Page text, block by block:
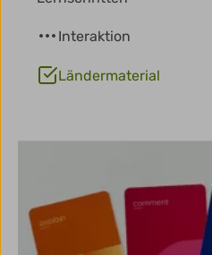
Interaktion
Ländermaterial